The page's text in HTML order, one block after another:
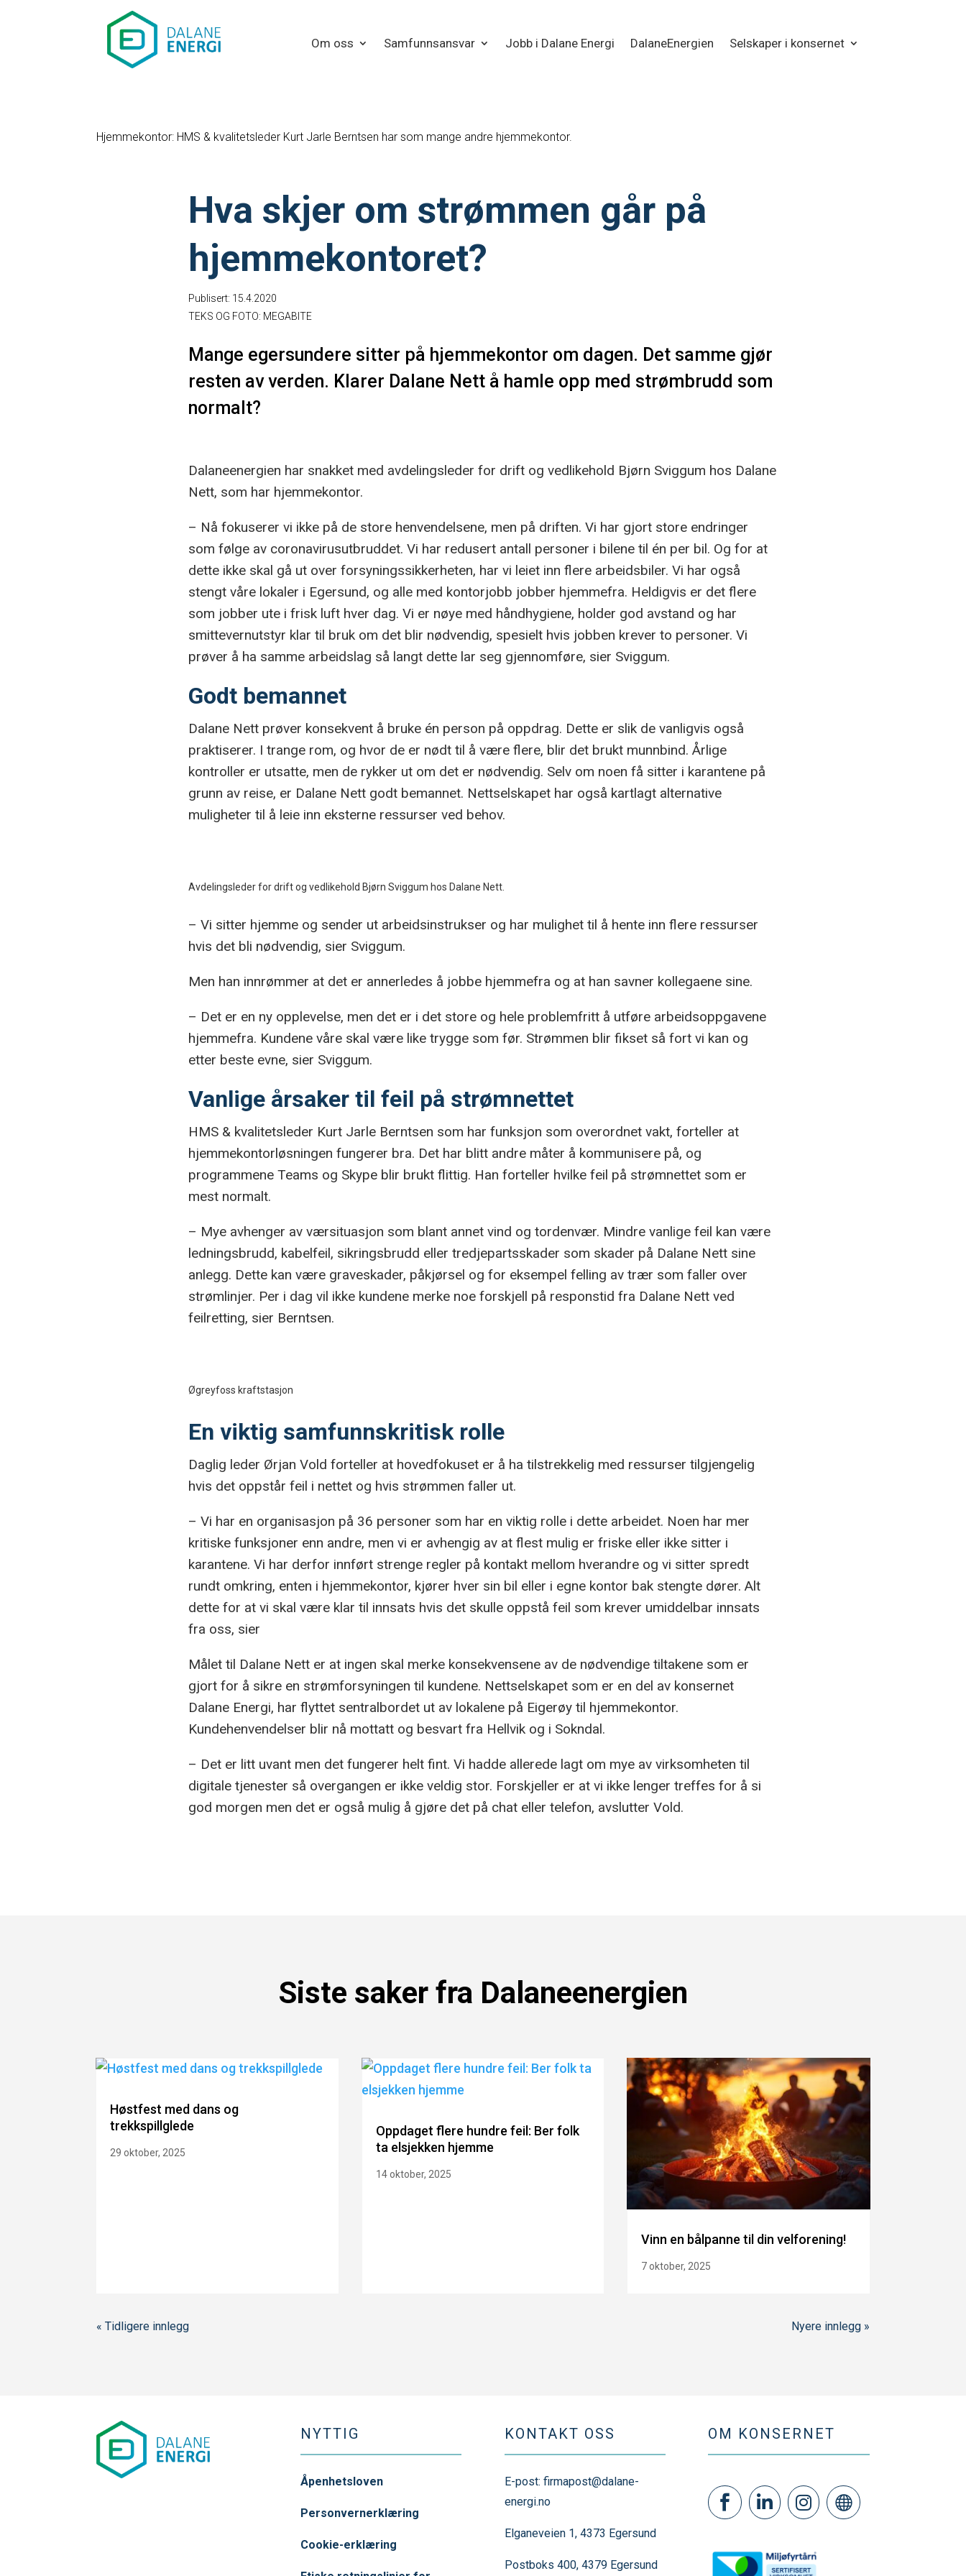
Om oss Samfunnsansvar Jobb i Dalane Energi DalaneEnergien Selskaper i konsernet
Hjemmekontor: HMS & kvalitetsleder Kurt Jarle Berntsen har som mange andre hjemmekontor.
Hva skjer om strømmen går på
hjemmekontoret?
Publisert: 15.4.2020
TEKS OG FOTO: MEGABITE
Mange egersundere sitter på hjemmekontor om dagen. Det samme gjør
resten av verden. Klarer Dalane Nett å hamle opp med strømbrudd som
normalt?
Dalaneenergien har snakket med avdelingsleder for drift og vedlikehold Bjørn Sviggum hos Dalane
Nett, som har hjemmekontor.
– Nå fokuserer vi ikke på de store henvendelsene, men på driften. Vi har gjort store endringer
som følge av coronavirusutbruddet. Vi har redusert antall personer i bilene til én per bil. Og for at
dette ikke skal gå ut over forsyningssikkerheten, har vi leiet inn flere arbeidsbiler. Vi har også
stengt våre lokaler i Egersund, og alle med kontorjobb jobber hjemmefra. Heldigvis er det flere
som jobber ute i frisk luft hver dag. Vi er nøye med håndhygiene, holder god avstand og har
smittevernutstyr klar til bruk om det blir nødvendig, spesielt hvis jobben krever to personer. Vi
prøver å ha samme arbeidslag så langt dette lar seg gjennomføre, sier Sviggum.
Godt bemannet
Dalane Nett prøver konsekvent å bruke én person på oppdrag. Dette er slik de vanligvis også
praktiserer. I trange rom, og hvor de er nødt til å være flere, blir det brukt munnbind. Årlige
kontroller er utsatte, men de rykker ut om det er nødvendig. Selv om noen få sitter i karantene på
grunn av reise, er Dalane Nett godt bemannet. Nettselskapet har også kartlagt alternative
muligheter til å leie inn eksterne ressurser ved behov.
Avdelingsleder for drift og vedlikehold Bjørn Sviggum hos Dalane Nett.
– Vi sitter hjemme og sender ut arbeidsinstrukser og har mulighet til å hente inn flere ressurser
hvis det bli nødvendig, sier Sviggum.
Men han innrømmer at det er annerledes å jobbe hjemmefra og at han savner kollegaene sine.
– Det er en ny opplevelse, men det er i det store og hele problemfritt å utføre arbeidsoppgavene
hjemmefra. Kundene våre skal være like trygge som før. Strømmen blir fikset så fort vi kan og
etter beste evne, sier Sviggum.
Vanlige årsaker til feil på strømnettet
HMS & kvalitetsleder Kurt Jarle Berntsen som har funksjon som overordnet vakt, forteller at
hjemmekontorløsningen fungerer bra. Det har blitt andre måter å kommunisere på, og
programmene Teams og Skype blir brukt flittig. Han forteller hvilke feil på strømnettet som er
mest normalt.
– Mye avhenger av værsituasjon som blant annet vind og tordenvær. Mindre vanlige feil kan være
ledningsbrudd, kabelfeil, sikringsbrudd eller tredjepartsskader som skader på Dalane Nett sine
anlegg. Dette kan være graveskader, påkjørsel og for eksempel felling av trær som faller over
strømlinjer. Per i dag vil ikke kundene merke noe forskjell på responstid fra Dalane Nett ved
feilretting, sier Berntsen.
Øgreyfoss kraftstasjon
En viktig samfunnskritisk rolle
Daglig leder Ørjan Vold forteller at hovedfokuset er å ha tilstrekkelig med ressurser tilgjengelig
hvis det oppstår feil i nettet og hvis strømmen faller ut.
– Vi har en organisasjon på 36 personer som har en viktig rolle i dette arbeidet. Noen har mer
kritiske funksjoner enn andre, men vi er avhengig av at flest mulig er friske eller ikke sitter i
karantene. Vi har derfor innført strenge regler på kontakt mellom hverandre og vi sitter spredt
rundt omkring, enten i hjemmekontor, kjører hver sin bil eller i egne kontor bak stengte dører. Alt
dette for at vi skal være klar til innsats hvis det skulle oppstå feil som krever umiddelbar innsats
fra oss, sier
Målet til Dalane Nett er at ingen skal merke konsekvensene av de nødvendige tiltakene som er
gjort for å sikre en strømforsyningen til kundene. Nettselskapet som er en del av konsernet
Dalane Energi, har flyttet sentralbordet ut av lokalene på Eigerøy til hjemmekontor.
Kundehenvendelser blir nå mottatt og besvart fra Hellvik og i Sokndal.
– Det er litt uvant men det fungerer helt fint. Vi hadde allerede lagt om mye av virksomheten til
digitale tjenester så overgangen er ikke veldig stor. Forskjeller er at vi ikke lenger treffes for å si
god morgen men det er også mulig å gjøre det på chat eller telefon, avslutter Vold.
Siste saker fra Dalaneenergien
Høstfest med dans og
trekkspillglede
29 oktober, 2025
Oppdaget flere hundre feil: Ber folk
ta elsjekken hjemme
14 oktober, 2025
Vinn en bålpanne til din velforening!
7 oktober, 2025
« Tidligere innlegg Nyere innlegg »
NYTTIG
Åpenhetsloven
Personvernerklæring
Cookie-erklæring
KONTAKT OSS
E-post: firmapost@dalane-
energi.no
Elganeveien 1, 4373 Egersund
Postboks 400, 4379 Egersund
OM KONSERNET
   